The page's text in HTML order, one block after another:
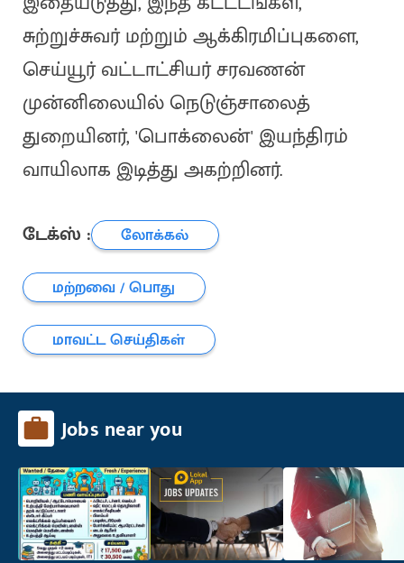
சுற்றுச்சுவர் மற்றும் ஆக்கிரமிப்புகளை,
செய்யூர் வட்டாட்சியர் சரவணன்
முன்னிலையில் நெடுஞ்சாலைத்
துறையினர், 'பொக்லைன்' இயந்திரம்
வாயிலாக இடித்து அகற்றினர்.
டேக்ஸ் :
லோக்கல்
மற்றவை / பொது
மாவட்ட செய்திகள்
Jobs near you